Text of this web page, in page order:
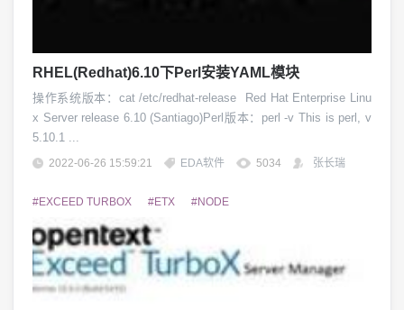
RHEL(Redhat)6.10下Perl安装YAML模块
操作系统版本：cat /etc/redhat-release Red Hat Enterprise Linu
x Server release 6.10 (Santiago)Perl版本：perl -v This is perl, v
5.10.1 ...
2022-06-26 15:59:21 EDA软件 5034 张长瑞
#EXCEED TURBOX #ETX #NODE